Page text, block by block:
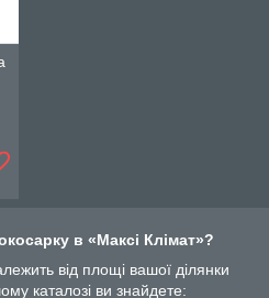
в «Максі Клімат»?
від площі вашої ділянки
каталозі ви знайдете: